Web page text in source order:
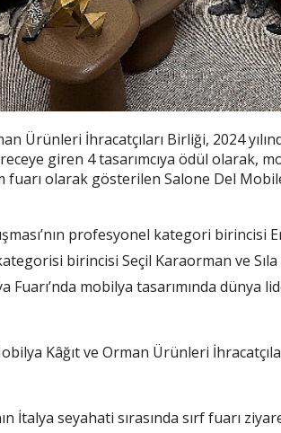
Ürünleri İhracatçıları Birliği, 2024
giren 4 tasarımcıya ödül olarak,
fuarı olarak gösterilen Salone Del
profesyonel kategori birincisi
birincisi Seçil Karaorman ve
Fuarı’nda mobilya tasarımında dünya
Kâğıt ve Orman Ürünleri
İtalya seyahati sırasında sırf fuarı